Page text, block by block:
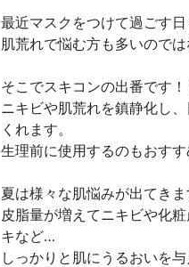
最近マスクをつけて過ごす
肌荒れで悩む方も多いので
そこでスキコンの出番です！
ニキビや肌荒れを鎮静化し
くれます。
生理前に使用するのもおすす
夏は様々な肌悩みが出てきま
皮脂量が増えてニキビや化
キなど…
しっかりと肌にうるおいを